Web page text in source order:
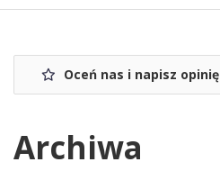
Oceń nas i napisz opinię
Archiwa